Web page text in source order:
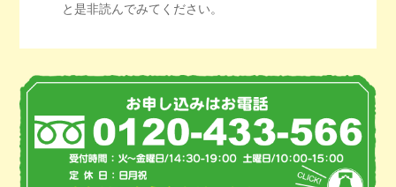
と是非読んでみてください。